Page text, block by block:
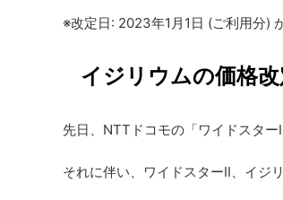
※改定日: 2023年1月1日 (ご利用分)
イジリウムの価格
先日、NTTドコモの「ワイドスタ
それに伴い、ワイドスターII、イジ